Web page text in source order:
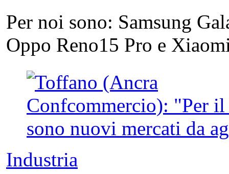
Per noi sono: Samsung
Oppo Reno15 Pro e
Industria